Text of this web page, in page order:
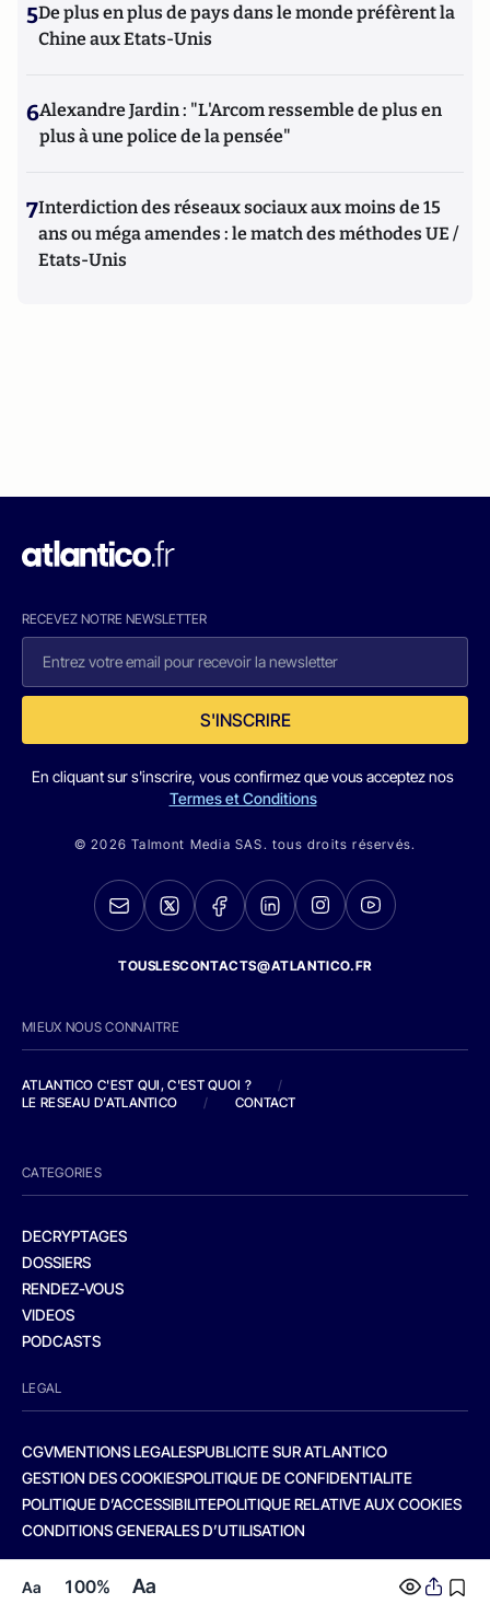
Aa 100% Aa
5De plus en plus de pays dans le monde préfèrent la
Chine aux Etats-Unis
6Alexandre Jardin : "L'Arcom ressemble de plus en
plus à une police de la pensée"
7Interdiction des réseaux sociaux aux moins de 15
ans ou méga amendes : le match des méthodes UE /
Etats-Unis
RECEVEZ NOTRE NEWSLETTER
S'INSCRIRE
En cliquant sur s'inscrire, vous confirmez que vous acceptez nos
Termes et Conditions
© 2026 Talmont Media SAS. tous droits réservés.
TOUSLESCONTACTS@ATLANTICO.FR
MIEUX NOUS CONNAITRE
ATLANTICO C'EST QUI, C'EST QUOI ?
/
LE RESEAU D'ATLANTICO
/ CONTACT
CATEGORIES
DECRYPTAGES
DOSSIERS
RENDEZ-VOUS
VIDEOS
PODCASTS
LEGAL
CGVMENTIONS LEGALESPUBLICITE SUR ATLANTICO
GESTION DES COOKIESPOLITIQUE DE CONFIDENTIALITE
POLITIQUE D’ACCESSIBILITEPOLITIQUE RELATIVE AUX COOKIES
CONDITIONS GENERALES D’UTILISATION